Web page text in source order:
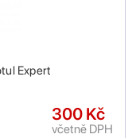
Expert
300 Kč
včetně DPH